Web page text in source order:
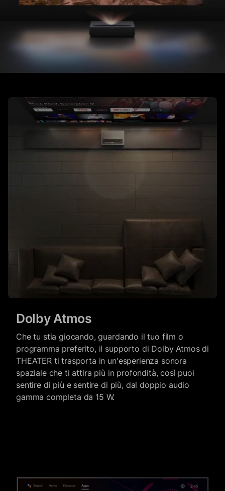
Dolby Atmos
Che tu stia giocando, guardando il tuo film o
programma preferito, il supporto di Dolby Atmos di
THEATER ti trasporta in un'esperienza sonora
spaziale che ti attira più in profondità, così puoi
sentire di più e sentire di più, dal doppio audio
gamma completa da 15 W.